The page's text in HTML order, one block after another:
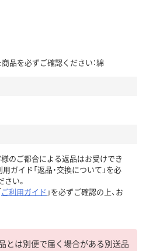
を必ずご確認ください：綿
様のご都合による返品はお受けでき
ガイド「返品・交換について」を必
い。
ご利用ガイド 」を必ずご確認の上、お
とは別便で届く場合がある別送品